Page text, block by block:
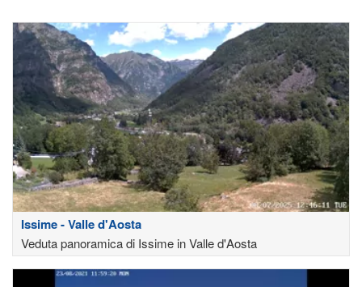
Issime - Valle d'Aosta
Veduta panoramica di Issime in Valle d'Aosta